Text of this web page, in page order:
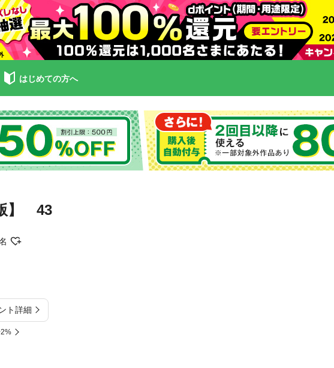
はじめての方へ
】 43
ト詳細